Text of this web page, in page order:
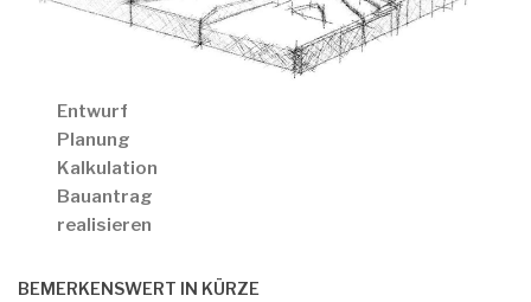
Entwurf
Planung
Kalkulation
Bauantrag
realisieren
BEMERKENSWERT IN KÜRZE